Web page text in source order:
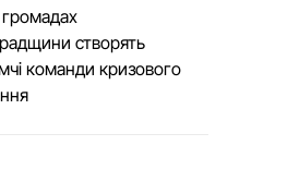
створять
команди кризового